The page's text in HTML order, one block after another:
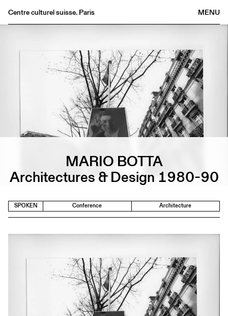
MENU
Centre culturel suisse. Paris
Bookshop
Medias
About
MARIO BOTTA
Architectures & Design 1980-90
SPOKEN Conference Architecture